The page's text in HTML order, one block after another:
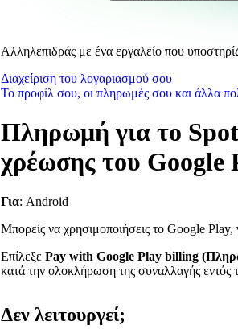
Αλληλεπιδράς με ένα εργαλείο που
Διαχείριση του λογαριασμού σου
Το προφίλ σου, οι πληρωμές σου και άλλα
Πληρωμή για το
χρέωσης του Google
Για: Android
Μπορείς να χρησιμοποιήσεις το Google Play,
Επίλεξε Pay with Google Play billing
κατά την ολοκλήρωση της συναλλαγής
Δεν λειτουργεί;